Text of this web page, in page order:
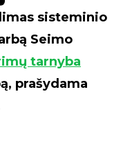
sisteminio
Seimo
tarnyba
prašydama